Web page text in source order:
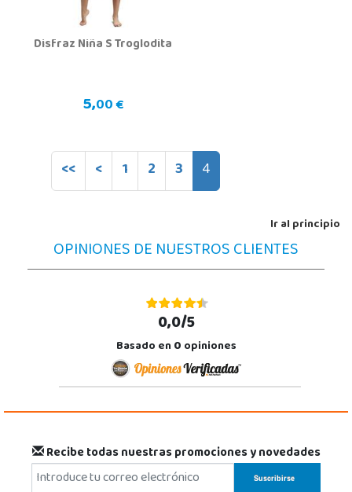
Disfraz Niña S Troglodita
5,00 €
<< < 1 2 3 4
Ir al principio
OPINIONES DE NUESTROS CLIENTES
0,0/5
Basado en0opiniones
Recibe todas nuestras promociones y novedades